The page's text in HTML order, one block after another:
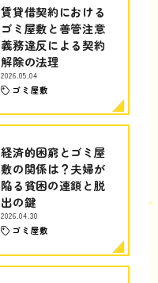
賃貸借契約における
ゴミ屋敷と善管注意
義務違反による契約
解除の法理
2026.05.04
ゴミ屋敷
経済的困窮とゴミ屋
敷の関係は？夫婦が
陥る貧困の連鎖と脱
出の鍵
2026.04.30
ゴミ屋敷